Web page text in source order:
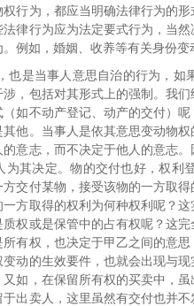
行为，都应当明确法律行为的
律行为应为法定要式行为，当
例如，婚姻、收养等有关身份
也是当事人意思自治的行为，
，包括对其形式上的强制。我
如不动产登记、动产的交付）
他。当事人是依其意思变动物
意志，而不决定于他人的意志
为其决定。物的交付也好，权
交付某物，接受该物的一方取
方取得的权利为何种权利呢？
权或是保管中的占有权呢？这
有权，也决定于甲乙之间的意
动的生效要件，也就会出现与
如，在保留所有权的买卖中，
出卖人，这里虽然有交付也并